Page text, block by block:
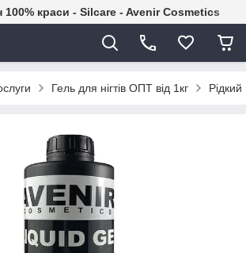
100% краси - Silcare - Avenir Cosmetics
Гель для нігтів ОПТ від 1кг Рідкий